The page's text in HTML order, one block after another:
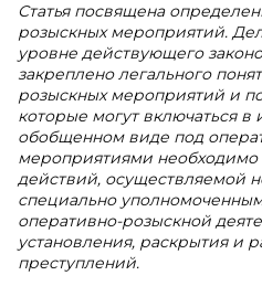
Статья посвящена
розыскных мероприятий.
уровне действующего
закреплено легального
розыскных мероприятий и
которые могут включаться в
обобщенном виде под
мероприятиями необходимо
действий, осуществляемой
специально
оперативно-розыскной
установления, раскрытия и
преступлений.